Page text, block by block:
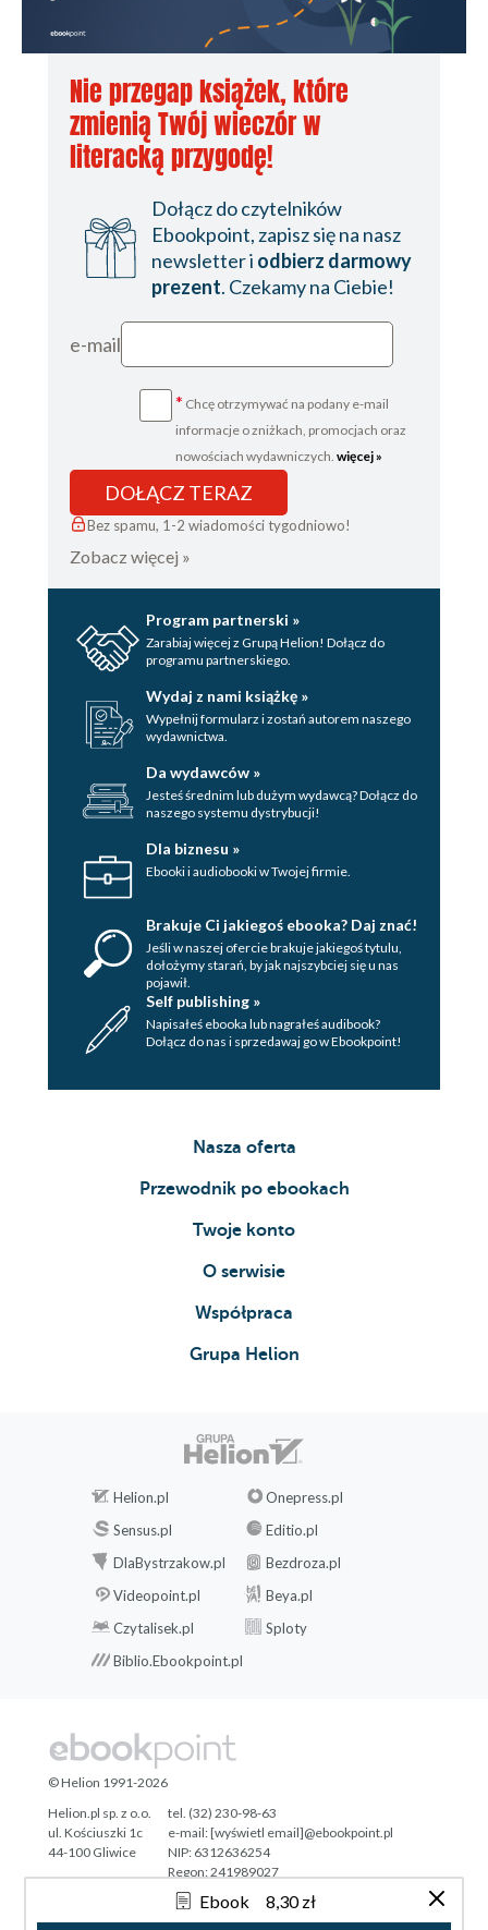
Ebook 8,30 zł
Nie przegap książek, które
zmienią Twój wieczór w
literacką przygodę!
Dołącz do czytelników
Ebookpoint, zapisz się na nasz
newsletter i odbierz darmowy
prezent. Czekamy na Ciebie!
e-mail
* Chcę otrzymywać na podany e-mail
informacje o zniżkach, promocjach oraz
nowościach wydawniczych. więcej »
DOŁĄCZ TERAZ
Bez spamu, 1-2 wiadomości tygodniowo!
Zobacz więcej »
Program partnerski »
Zarabiaj więcej z Grupą Helion! Dołącz do
programu partnerskiego.
Wydaj z nami książkę »
Wypełnij formularz i zostań autorem naszego
wydawnictwa.
Da wydawców »
Jesteś średnim lub dużym wydawcą? Dołącz do
naszego systemu dystrybucji!
Dla biznesu »
Ebooki i audiobooki w Twojej firmie.
Brakuje Ci jakiegoś ebooka? Daj znać!
Jeśli w naszej ofercie brakuje jakiegoś tytulu,
dołożymy starań, by jak najszybciej się u nas
pojawił.
Self publishing »
Napisałeś ebooka lub nagrałeś audibook?
Dołącz do nas i sprzedawaj go w Ebookpoint!
Nasza oferta
Przewodnik po ebookach
Twoje konto
O serwisie
Współpraca
Grupa Helion
Helion.pl
Onepress.pl
Sensus.pl
Editio.pl
DlaBystrzakow.pl
Bezdroza.pl
Videopoint.pl
Beya.pl
Czytalisek.pl
Sploty
Biblio.Ebookpoint.pl
Tonik.pl
© Helion 1991-2026
Helion.pl sp. z o.o.
ul. Kościuszki 1c
44-100 Gliwice
tel. (32) 230-98-63
e-mail:[wyświetl email]@ebookpoint.pl
NIP: 6312636254
Regon: 241989027